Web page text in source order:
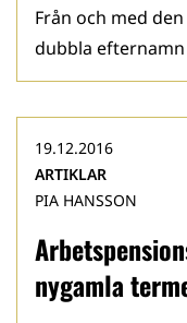
Från och med
dubbla
nygamla
19.12.2016
ARTIKLAR
PIA HANSSON